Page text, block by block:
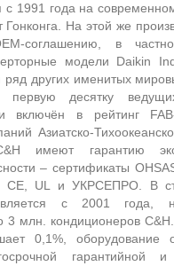
с 1991 года на
На этой же
соглашению, в
модели Daikin
ряд других именитых
десятку
и включён в рейтинг
Азиатско-
имеют гарантию
– сертификаты
CE, UL и УКРСЕПРО. В
с 2001 года,
3 млн. кондиционеров
0,1%, оборудование
гарантийной и